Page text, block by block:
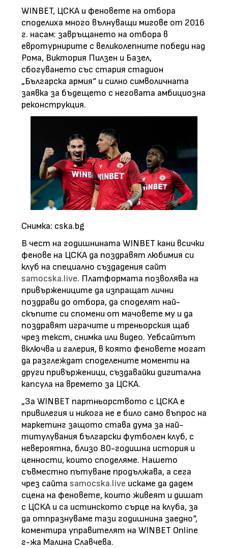
WINBET, ЦСКА и феновете на отбора
споделиха много вълнуващи мигове от 2016
г. насам: завръщането на отбора в
евротурнирите с великолепните победи над
Рома, Виктория Пилзен и Базел,
сбогуването със стария стадион
„Българска армия“ и силно символичната
заявка за бъдещето с неговата амбициозна
реконструкция.
Снимка: cska.bg
В чест на годишнината WINBET кани всички
фенове на ЦСКА да поздравят любимия си
клуб на специално създадения сайт
samocska.live. Платформата позволява на
привържениците да изпращат лични
поздрави до отбора, да споделят най-
скъпите си спомени от мачовете му и да
поздравят играчите и треньорския щаб
чрез текст, снимка или видео. Уебсайтът
включва и галерия, в която феновете могат
да разглеждат споделените моменти на
други привърженици, създавайки дигитална
капсула на времето за ЦСКА.
„За WINBET партньорството с ЦСКА е
привилегия и никога не е било само въпрос на
маркетинг защото става дума за най-
титулувания български футболен клуб, с
невероятна, близо 80-годишна история и
ценности, които споделяме. Нашето
съвместно пътуване продължава, а сега
чрез сайта samocska.live искаме да дадем
сцена на феновете, които живеят и дишат
с ЦСКА и са истинското сърце на клуба, за
да отпразнуваме тази годишнина заедно“,
коментира управителят на WINBET Online
г-жа Малина Славчева.